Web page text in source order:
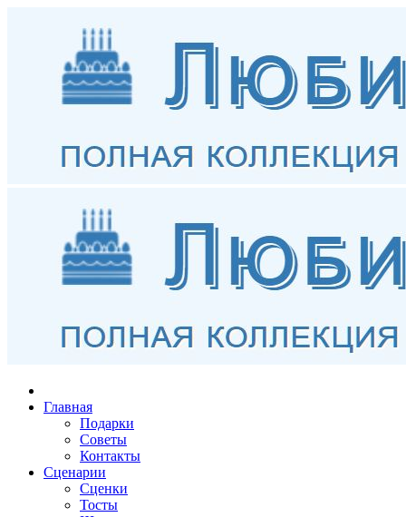
Главная
Подарки
Советы
Контакты
Сценарии
Сценки
Тосты